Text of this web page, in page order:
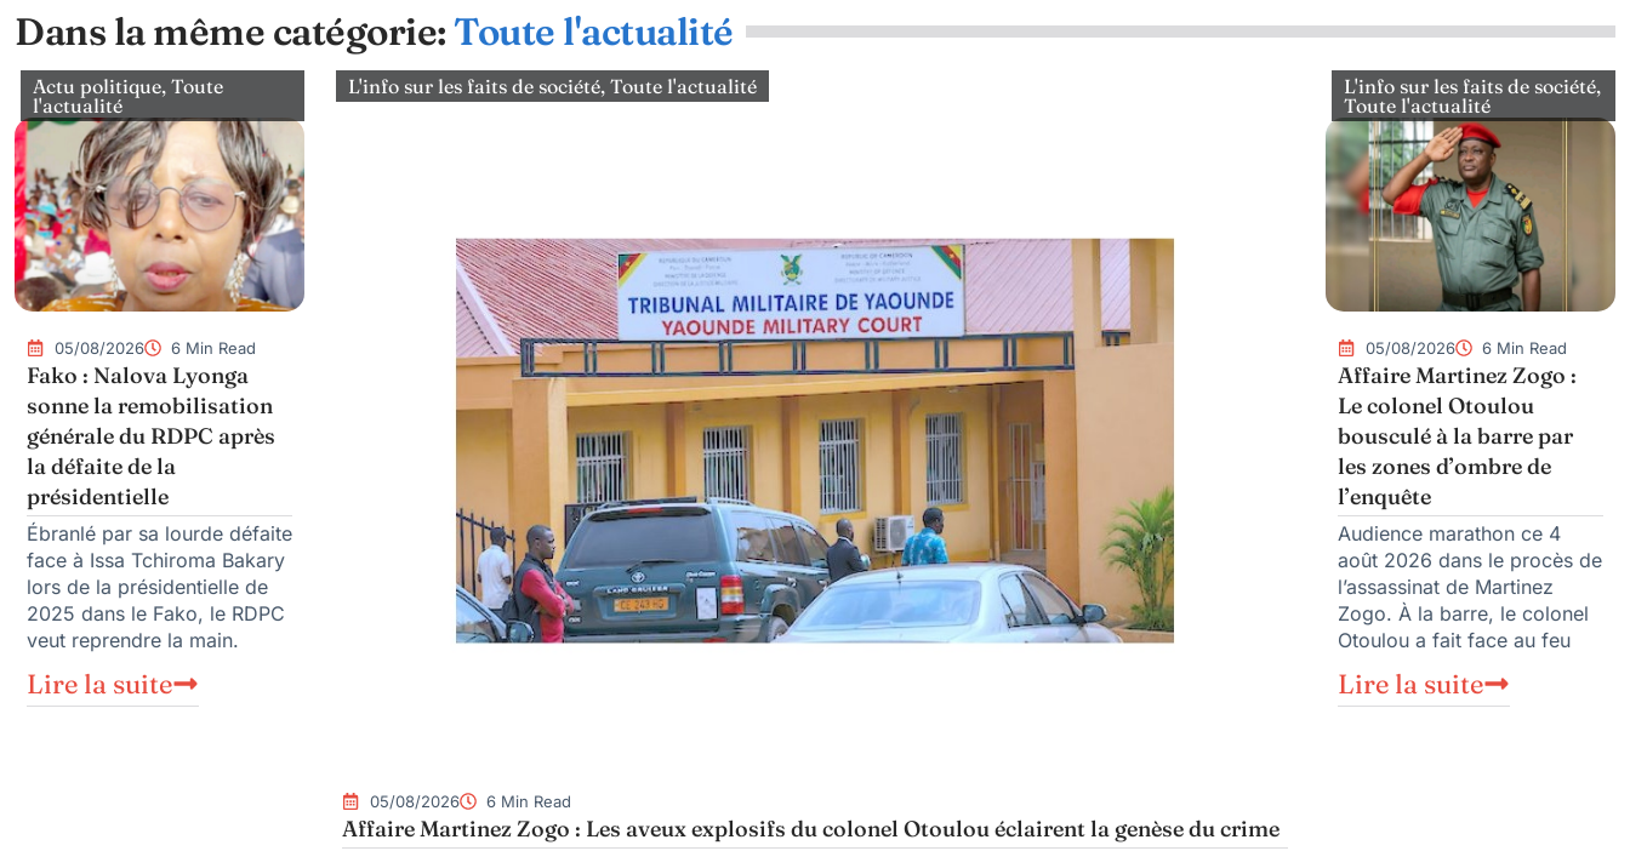
Dans la même catégorie: Toute l'actualité
Actu politique, Toute
l'actualité
05/08/2026 6 Min Read
Fako : Nalova Lyonga
sonne la remobilisation
générale du RDPC après
la défaite de la
présidentielle
Ébranlé par sa lourde défaite
face à Issa Tchiroma Bakary
lors de la présidentielle de
2025 dans le Fako, le RDPC
veut reprendre la main.
Lire la suite
L'info sur les faits de société, Toute l'actualité
05/08/2026 6 Min Read
Affaire Martinez Zogo : Les aveux explosifs du colonel Otoulou éclairent la genèse du crime
L'info sur les faits de société,
Toute l'actualité
05/08/2026 6 Min Read
Affaire Martinez Zogo :
Le colonel Otoulou
bousculé à la barre par
les zones d’ombre de
l’enquête
Audience marathon ce 4
août 2026 dans le procès de
l’assassinat de Martinez
Zogo. À la barre, le colonel
Otoulou a fait face au feu
Lire la suite